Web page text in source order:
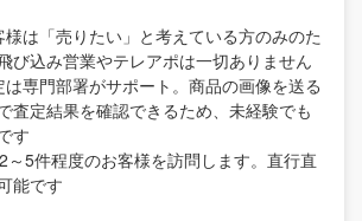
様は「売りたい」と考えている方のみのた
び込み営業やテレアポは一切ありません
は専門部署がサポート。商品の画像を送る
査定結果を確認できるため、未経験でも
す
～5件程度のお客様を訪問します。直行直
能です